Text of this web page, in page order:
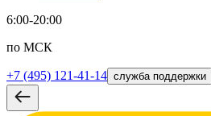
6:00-20:00
по МСК
+7 (495) 121-41-14 служба поддержки